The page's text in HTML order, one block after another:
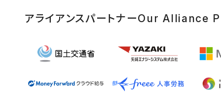
アライアンスパートナーOur Alliance